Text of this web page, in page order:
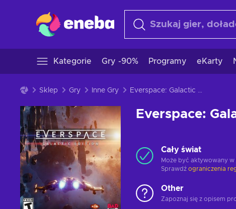
Kategorie Gry -90% Programy eKarty
Sklep Gry Inne Gry Everspace: Galactic Edition
Everspace:
Cały świat
Może być aktywowany w
Sprawdź ograniczenia
Other
Zapoznaj się z opisem